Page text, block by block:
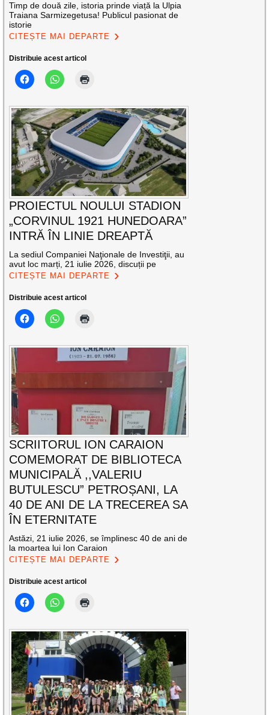
Timp de două zile, istoria prinde viață la Ulpia
Traiana Sarmizegetusa! Publicul pasionat de
istorie
CITEȘTE MAI DEPARTE
Distribuie acest articol
PROIECTUL NOULUI STADION
„CORVINUL 1921 HUNEDOARA”
INTRĂ ÎN LINIE DREAPTĂ
La sediul Companiei Naţionale de Investiţii, au
avut loc marți, 21 iulie 2026, discuții pe
CITEȘTE MAI DEPARTE
Distribuie acest articol
SCRIITORUL ION CARAION
COMEMORAT DE BIBLIOTECA
MUNICIPALĂ ,,VALERIU
BUTULESCU” PETROȘANI, LA
40 DE ANI DE LA TRECEREA SA
ÎN ETERNITATE
Astăzi, 21 iulie 2026, se împlinesc 40 de ani de
la moartea lui Ion Caraion
CITEȘTE MAI DEPARTE
Distribuie acest articol